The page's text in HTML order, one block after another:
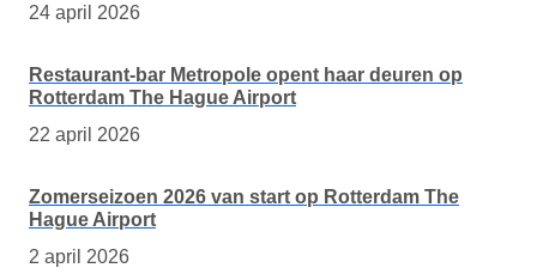
24 april 2026
Restaurant-bar Metropole opent haar deuren op
Rotterdam The Hague Airport
22 april 2026
Zomerseizoen 2026 van start op Rotterdam The
Hague Airport
2 april 2026